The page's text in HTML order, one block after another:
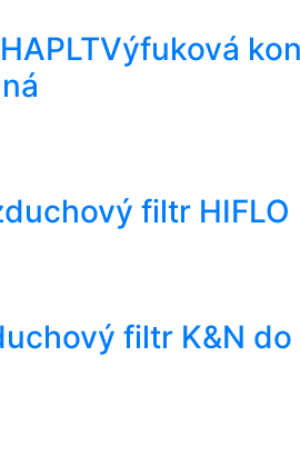
Výfuková
filtr HIFLO
filtr K&N